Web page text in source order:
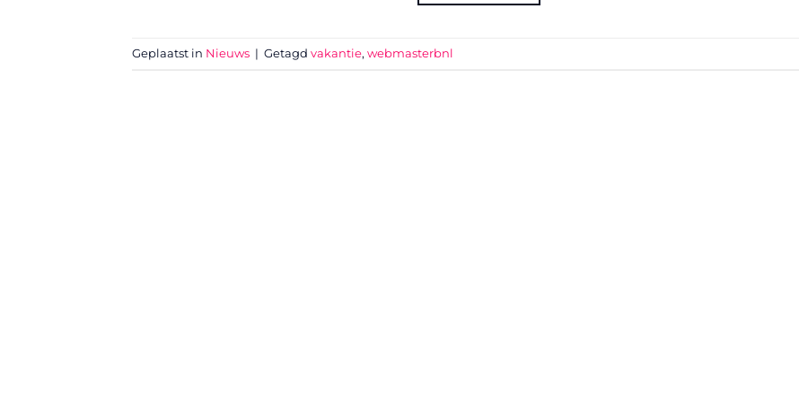
Geplaatst in Nieuws | Getagd vakantie, webmasterbnl